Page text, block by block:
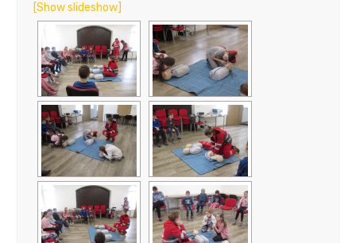
[Show slideshow]